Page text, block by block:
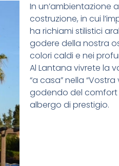
In un’ambientazione
costruzione, in cui
ha richiami stilistici
godere della nostra
colori caldi e nei
Al Lantana vivrete la
“a casa” nella
godendo del comfort
albergo di prestigio.